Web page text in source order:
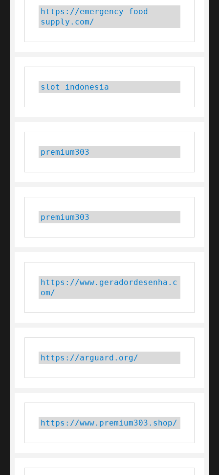
https://emergency-food-
supply.com/
slot indonesia
premium303
premium303
https://www.geradordesenha.c
om/
https://arguard.org/
https://www.premium303.shop/